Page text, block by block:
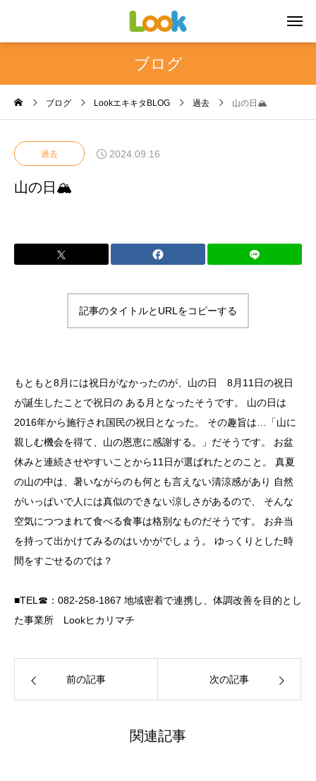
ブログ
ブログ LookエキキタBLOG 過去 山の日🏔
過去 2024.09.16
山の日🏔
記事のタイトルとURLをコピーする
もともと8月には祝日がなかったのが、山の日 8月11日の祝日
が誕生したことで祝日の ある月となったそうです。 山の日は
2016年から施行され国民の祝日となった。 その趣旨は…「山に
親しむ機会を得て、山の恩恵に感謝する。」だそうです。 お盆
休みと連続させやすいことから11日が選ばれたとのこと。 真夏
の山の中は、暑いながらのも何とも言えない清涼感があり 自然
がいっぱいで人には真似のできない涼しさがあるので、 そんな
空気につつまれて食べる食事は格別なものだそうです。 お弁当
を持って出かけてみるのはいかがでしょう。 ゆっくりとした時
間をすごせるのでは？
■TEL☎：082-258-1867 地域密着で連携し、体調改善を目的とし
た事業所 Lookヒカリマチ
前の記事 次の記事
関連記事